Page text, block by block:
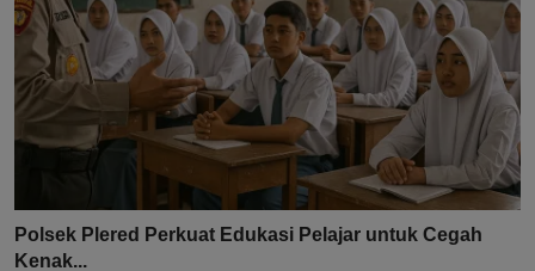
Polsek Plered Perkuat Edukasi Pelajar untuk Cegah
Kenak...